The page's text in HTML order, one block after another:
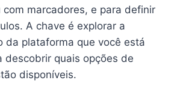
com marcadores, e para definir
A chave é explorar a
da plataforma que você está
descobrir quais opções de
disponíveis.